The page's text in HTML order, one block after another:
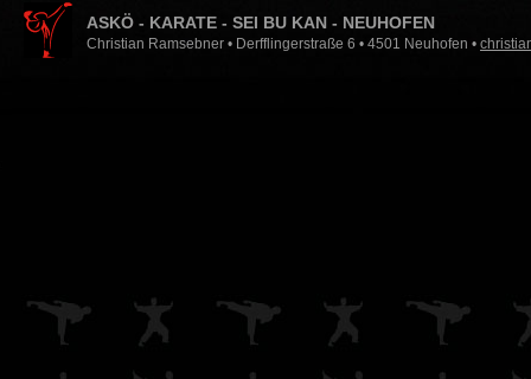
ASKÖ - KARATE - SEI BU KAN - NEUHOFEN
Christian Ramsebner • Derfflingerstraße 6 • 4501 Neuhofen •